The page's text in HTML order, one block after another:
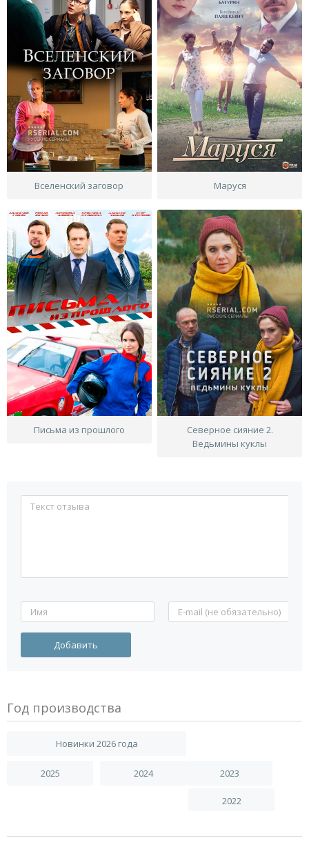
Вселенский заговор Маруся
Письма из прошлого
Северное сияние 2.
Ведьмины куклы
Год производства
Новинки 2026 года
2025 2024 2023
2022